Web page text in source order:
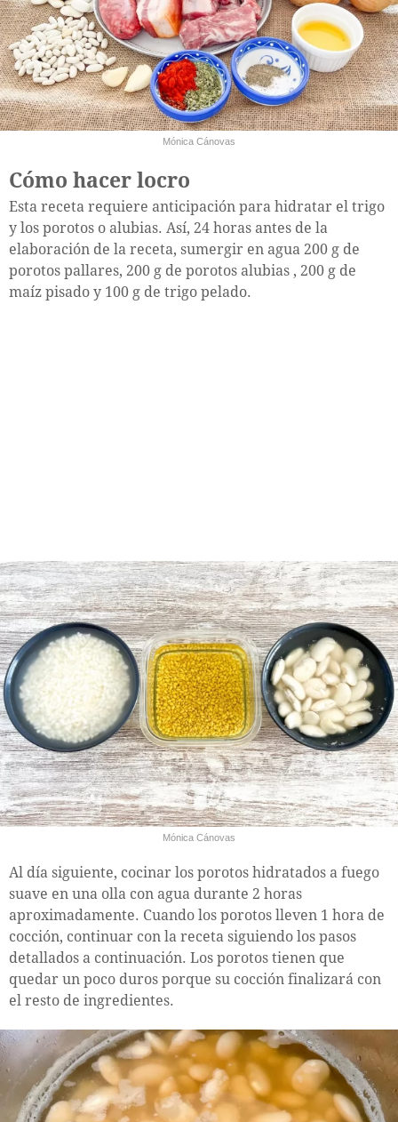
Mónica Cánovas
Cómo hacer locro
Esta receta requiere anticipación para hidratar el trigo
y los porotos o alubias. Así, 24 horas antes de la
elaboración de la receta, sumergir en agua 200 g de
porotos pallares, 200 g de porotos alubias , 200 g de
maíz pisado y 100 g de trigo pelado.
Mónica Cánovas
Al día siguiente, cocinar los porotos hidratados a fuego
suave en una olla con agua durante 2 horas
aproximadamente. Cuando los porotos lleven 1 hora de
cocción, continuar con la receta siguiendo los pasos
detallados a continuación. Los porotos tienen que
quedar un poco duros porque su cocción finalizará con
el resto de ingredientes.